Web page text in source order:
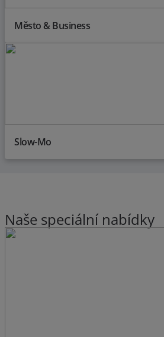
Město & Business
Slow-Mo
Naše speciální nabídky